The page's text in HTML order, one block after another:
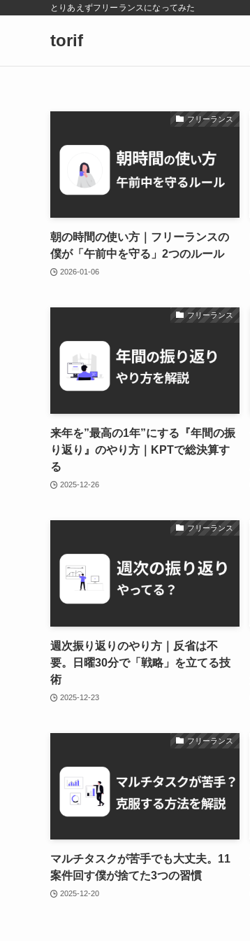
とりあえずフリーランスになってみた
torif
フリーランス
朝の時間の使い方｜フリーランスの
僕が「午前中を守る」2つのルール
2026-01-06
フリーランス
来年を”最高の1年”にする『年間の振
り返り』のやり方｜KPTで総決算す
る
2025-12-26
フリーランス
週次振り返りのやり方｜反省は不
要。日曜30分で「戦略」を立てる技
術
2025-12-23
フリーランス
マルチタスクが苦手でも大丈夫。11
案件回す僕が捨てた3つの習慣
2025-12-20